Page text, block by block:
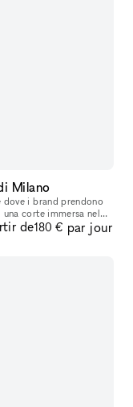
Milano
i brand prendono
Affacciat
de180 € par jour